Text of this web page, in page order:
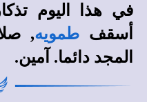
في هذا اليوم
أسقفطمويه,
المجد دائما. آمين.